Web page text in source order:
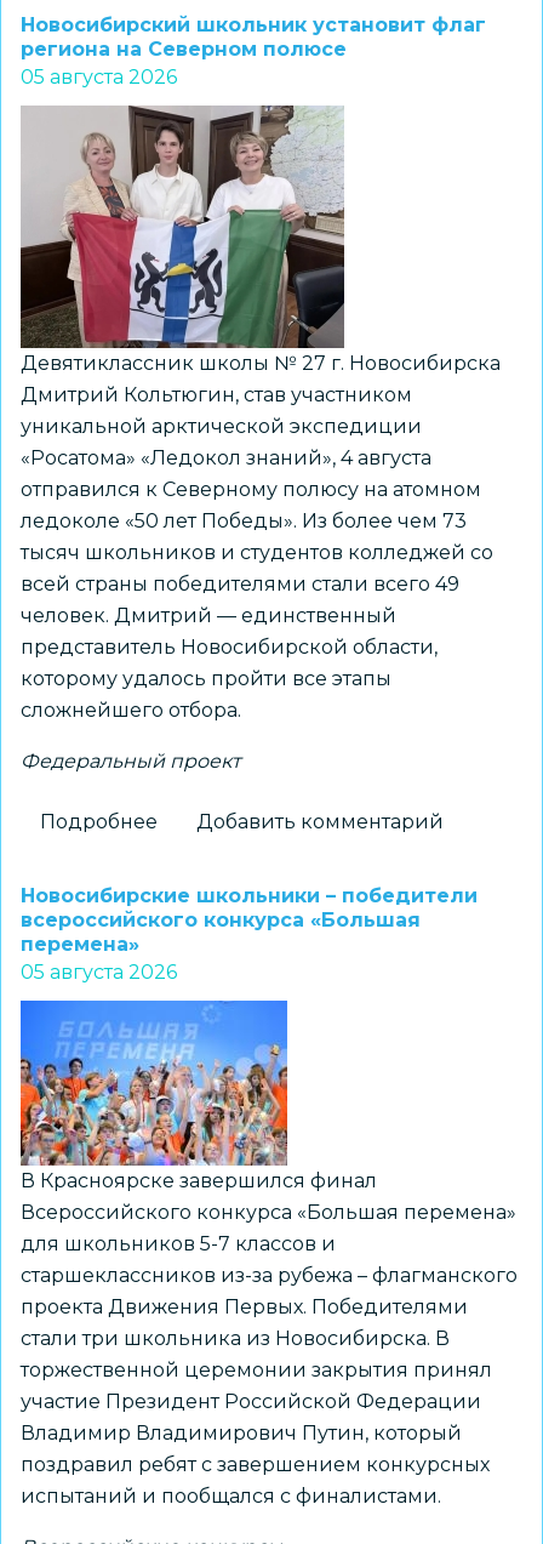
«Перекрёстках
эпох»:
как
школьники
Новосибирска
получили
возможность
прикоснуться
к
древней
истории
Новосибирский школьник установит флаг
региона на Северном полюсе
05 августа 2026
Девятиклассник школы № 27 г. Новосибирска
Дмитрий Кольтюгин, став участником
уникальной арктической экспедиции
«Росатома» «Ледокол знаний», 4 августа
отправился к Северному полюсу на атомном
ледоколе «50 лет Победы». Из более чем 73
тысяч школьников и студентов колледжей со
всей страны победителями стали всего 49
человек. Дмитрий — единственный
представитель Новосибирской области,
которому удалось пройти все этапы
сложнейшего отбора.
Федеральный проект
Подробнее
установит
региона
Северном
полюсе
Добавить комментарий
Новосибирские школьники – победители
всероссийского конкурса «Большая
перемена»
05 августа 2026
В Красноярске завершился финал
Всероссийского конкурса «Большая перемена»
для школьников 5-7 классов и
старшеклассников из-за рубежа – флагманского
проекта Движения Первых. Победителями
стали три школьника из Новосибирска. В
торжественной церемонии закрытия принял
участие Президент Российской Федерации
Владимир Владимирович Путин, который
поздравил ребят с завершением конкурсных
испытаний и пообщался с финалистами.